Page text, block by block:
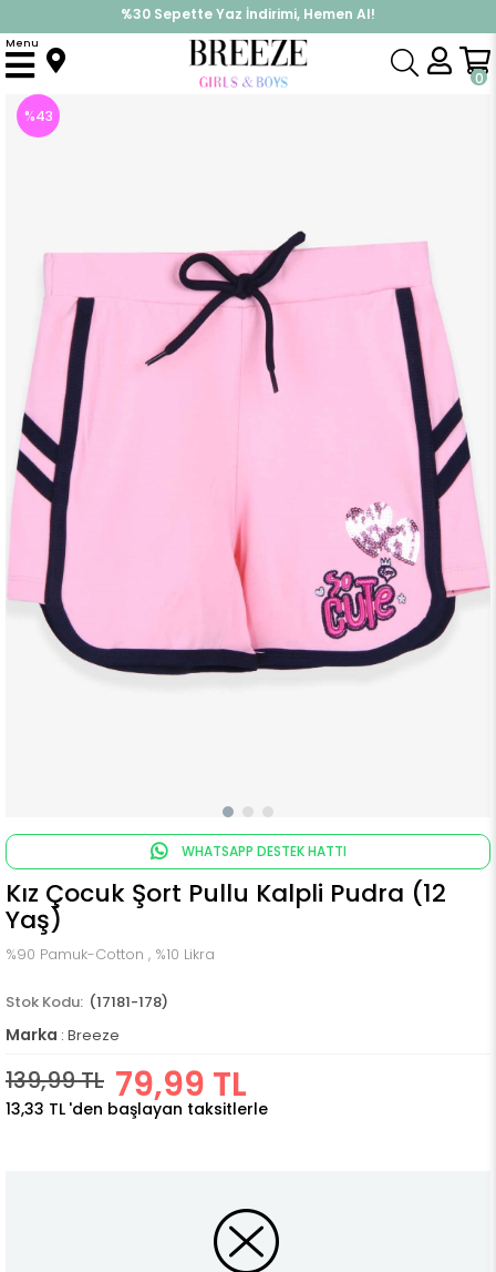
%30 Sepette Yaz İndirimi, Hemen Al!
İndirimlere ek %10 İndirimi Kap, Hemen Üye Ol!
0
Menu
Anasayfa Alt Giyim Kapri & Şort Kız Çocuk Şort Pullu Kalpli Pudra (12 Yaş)
%43
WHATSAPP DESTEK HATTI
Kız Çocuk Şort Pullu Kalpli Pudra (12
Yaş)
%90 Pamuk-Cotton , %10 Likra
(17181-178)
Marka : Breeze
139,99 TL 79,99 TL
13,33 TL 'den başlayan taksitlerle